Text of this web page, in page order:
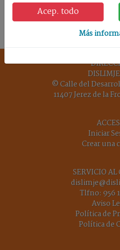
GENERAL
TRATAMIENTOS
© Calle del
11407 Jerez de la
Iniciar
Crear una
SERVICIO
Tlfno: 956
Aviso
Política de
Política de
Acep. todo
Más